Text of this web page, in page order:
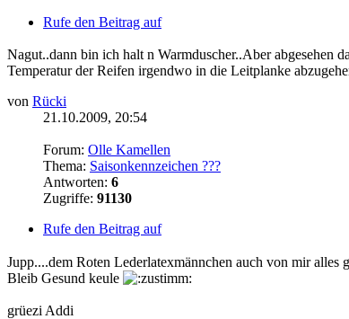
Rufe den Beitrag auf
Nagut..dann bin ich halt n Warmduscher..Aber abgesehen
Temperatur der Reifen irgendwo in die Leitplanke
von Rücki
21.10.2009, 20:54
Forum: Olle Kamellen
Thema: Saisonkennzeichen ???
Antworten: 6
Zugriffe: 91130
Rufe den Beitrag auf
Jupp....dem Roten Lederlatexmännchen auch von mir alles
Bleib Gesund keule
grüezi Addi